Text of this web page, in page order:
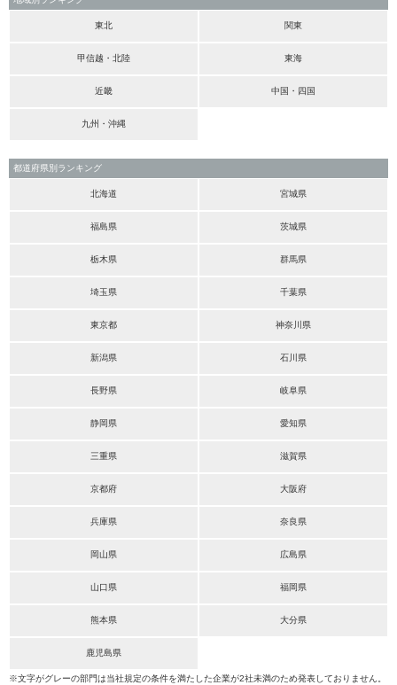
東北 関東
甲信越・北陸 東海
近畿 中国・四国
九州・沖縄
都道府県別ランキング
北海道 宮城県
福島県 茨城県
栃木県 群馬県
埼玉県 千葉県
東京都 神奈川県
新潟県 石川県
長野県 岐阜県
静岡県 愛知県
三重県 滋賀県
京都府 大阪府
兵庫県 奈良県
岡山県 広島県
山口県 福岡県
熊本県 大分県
鹿児島県
※文字がグレーの部門は当社規定の条件を満たした企業が2社未満のため発表しておりません。